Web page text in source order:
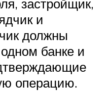
застройщик,
и
должны
банке и
операцию.